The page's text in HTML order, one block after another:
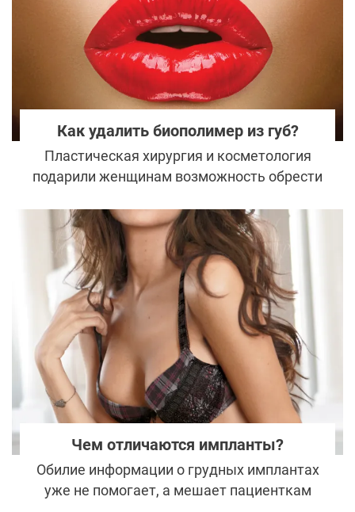
кожно-жировые складки.
Как удалить биополимер из губ?
Пластическая хирургия и косметология
подарили женщинам возможность обрести
недостатки. Но оказалось, что безопасные
на первый взгляд методики эстетической
медицины конца 90-х принесли больше
вреда, чем пользы. И современные
пластические хирурги все чаще и чаще
сталкиваются с последствиями введенных
в прошлом биополимеров.
Чем отличаются импланты?
Обилие информации о грудных имплантах
уже не помогает, а мешает пациенткам